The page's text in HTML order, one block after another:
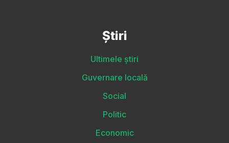
Știri
Ultimele știri
Guvernare locală
Social
Politic
Economic